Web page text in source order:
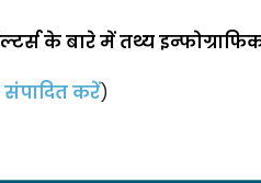
के बारे में तथ्य
करें)